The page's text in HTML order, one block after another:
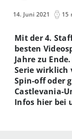
14. Juni 2021 15
Mit der 4.
besten
Jahre zu
Serie wirklich
Spin-off oder
Castlevania-
Infos hier bei